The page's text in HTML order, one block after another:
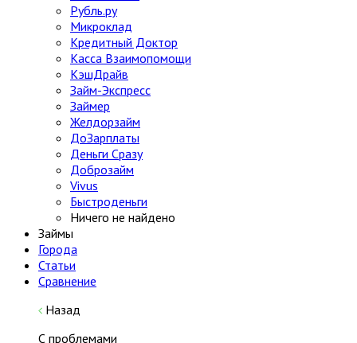
Рубль.ру
Микроклад
Кредитный Доктор
Касса Взаимопомощи
КэшДрайв
Займ-Экспресс
Займер
Желдорзайм
ДоЗарплаты
Деньги Сразу
Доброзайм
Vivus
Быстроденьги
Ничего не найдено
Займы
Города
Статьи
Сравнение
Назад
С проблемами